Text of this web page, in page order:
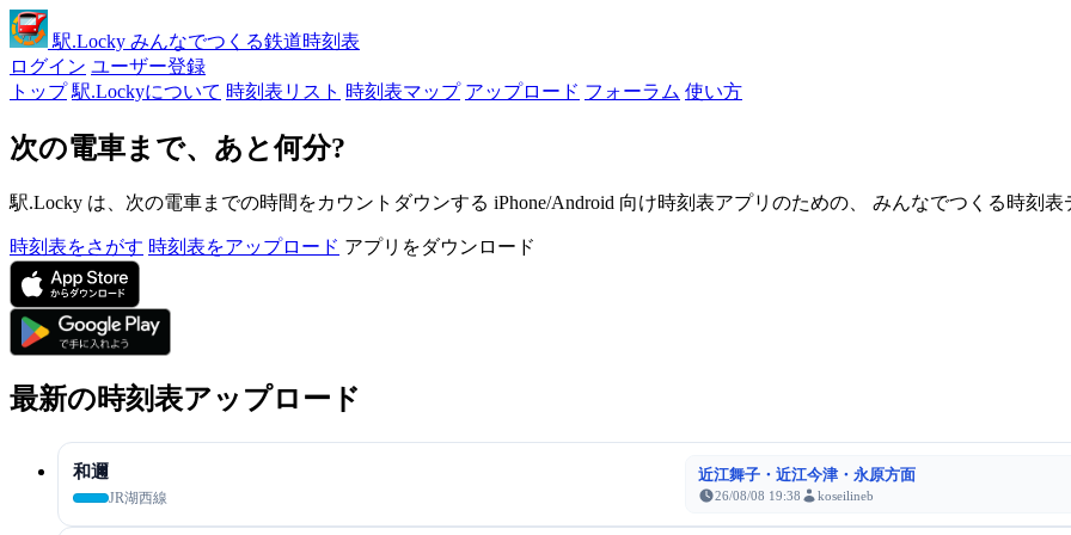
駅.Locky みんなでつくる鉄道時刻表
ログイン ユーザー登録
トップ 駅.Lockyについて 時刻表リスト 時刻表マップ アップロード フォーラム 使い方
次の電車まで、あと何分?
駅.Locky は、次の電車までの時間をカウントダウンする iPhone/Android 向け時刻表アプリのための、 みんなでつくる時刻表
時刻表をさがす 時刻表をアップロード アプリをダウンロード
最新の時刻表アップロード
和邇
JR湖西線
近江舞子・近江今津・永原方面
26/08/08 19:38 koseilineb